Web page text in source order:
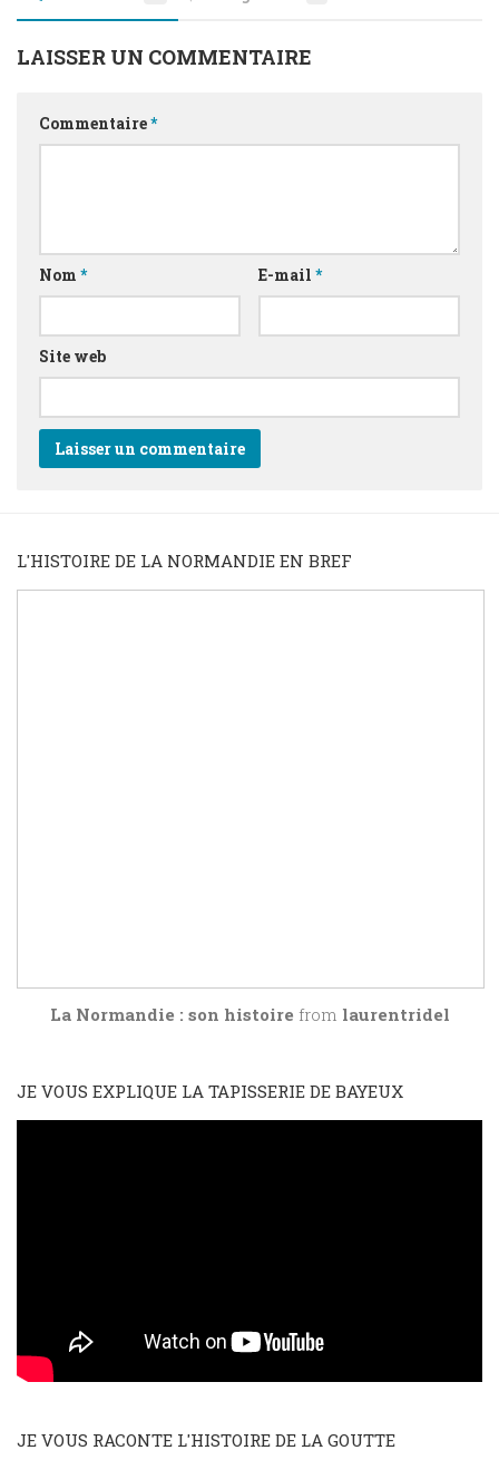
LAISSER UN COMMENTAIRE
Commentaire*
Nom * E-mail *
Site web
L'HISTOIRE DE LA NORMANDIE EN BREF
La Normandie : son histoire from laurentridel
JE VOUS EXPLIQUE LA TAPISSERIE DE BAYEUX
JE VOUS RACONTE L'HISTOIRE DE LA GOUTTE